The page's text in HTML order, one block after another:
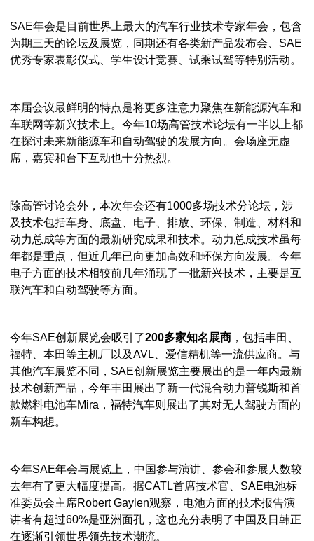
SAE年会是目前世界上最大的汽车行业技术专家年会，包含
为期三天的论坛及展览，同期还有各类新产品发布会、SAE
优秀专家表彰仪式、学生设计竞赛、试乘试驾等特别活动。
本届会议最鲜明的特点是将更多注意力聚焦在新能源汽车和
车联网等新兴技术上。今年10场高管技术论坛有一半以上都
在探讨未来新能源车和自动驾驶的发展方向。会场座无虚
席，嘉宾和台下互动也十分热烈。
除高管讨论会外，本次年会还有1000多场技术分论坛，涉
及技术包括车身、底盘、电子、排放、环保、制造、材料和
动力总成等方面的最新研究成果和技术。动力总成技术虽每
年都是重点，但近几年已向更加高效和环保方向发展。今年
电子方面的技术相较前几年涌现了一批新兴技术，主要是互
联汽车和自动驾驶等方面。
今年SAE创新展览会吸引了200多家知名展商 ，包括丰田、
福特、本田等主机厂以及AVL、爱信精机等一流供应商。与
其他汽车展览不同，SAE创新展览主要展出的是一年内最新
技术创新产品，今年丰田展出了新一代混合动力普锐斯和首
款燃料电池车Mira，福特汽车则展出了其对无人驾驶方面的
新车构想。
今年SAE年会与展览上，中国参与演讲、参会和参展人数较
去年有了更大幅度提高。据CATL首席技术官、SAE电池标
准委员会主席Robert Gaylen观察，电池方面的技术报告演
讲者有超过60%是亚洲面孔，这也充分表明了中国及日韩正
在逐渐引领世界领先技术潮流。